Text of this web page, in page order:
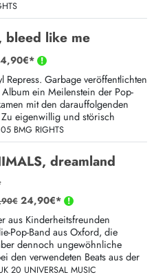
bleed like me
Repress. Garbage veröffentlichten
ein Meilenstein der Pop-
mit den darauffolgenden
eigenwillig und störisch
BMG RIGHTS
dreamland
24,90€*
aus Kinderheitsfreunden
Pop-Band aus Oxford, die
dennoch ungewöhnliche
den verwendeten Beats aus der
20 UNIVERSAL MUSIC